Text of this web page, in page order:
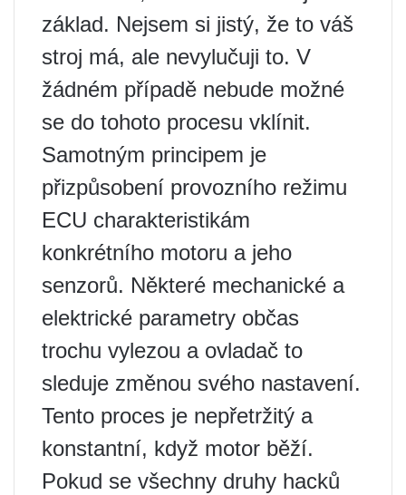
základ. Nejsem si jistý, že to váš
stroj má, ale nevylučuji to. V
žádném případě nebude možné
se do tohoto procesu vklínit.
Samotným principem je
přizpůsobení provozního režimu
ECU charakteristikám
konkrétního motoru a jeho
senzorů. Některé mechanické a
elektrické parametry občas
trochu vylezou a ovladač to
sleduje změnou svého nastavení.
Tento proces je nepřetržitý a
konstantní, když motor běží.
Pokud se všechny druhy hacků